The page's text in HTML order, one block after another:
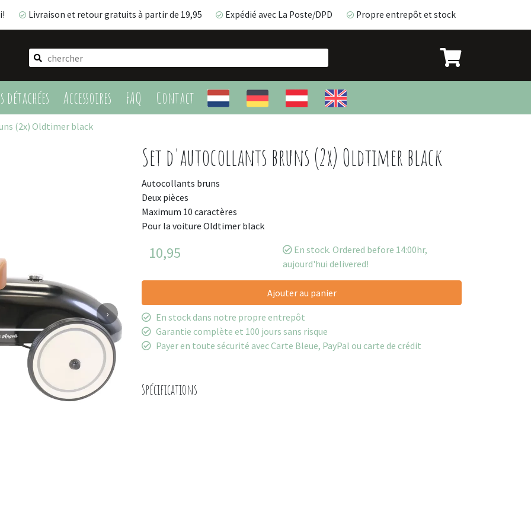
Livraison et retour gratuits à partir de 19,95 Expédié avec La Poste/DPD Propre entrepôt et stock
détachées Accessoires FAQ Contact
Livraison et retour gratuits à partir de 19,95 Expédié avec La Poste/DPD
(2x) Oldtimer black
›
Set d'autocollants bruns (2x) Oldtimer black
Autocollants bruns
Deux pièces
Maximum 10 caractères
Pour la voiture Oldtimer black
10,95
En stock. Ordered before 14:00hr,
aujourd'hui delivered!
Ajouter au panier
En stock dans notre propre entrepôt
Garantie complète et 100 jours sans risque
Payer en toute sécurité avec Carte Bleue, PayPal ou carte de crédit
Spécifications